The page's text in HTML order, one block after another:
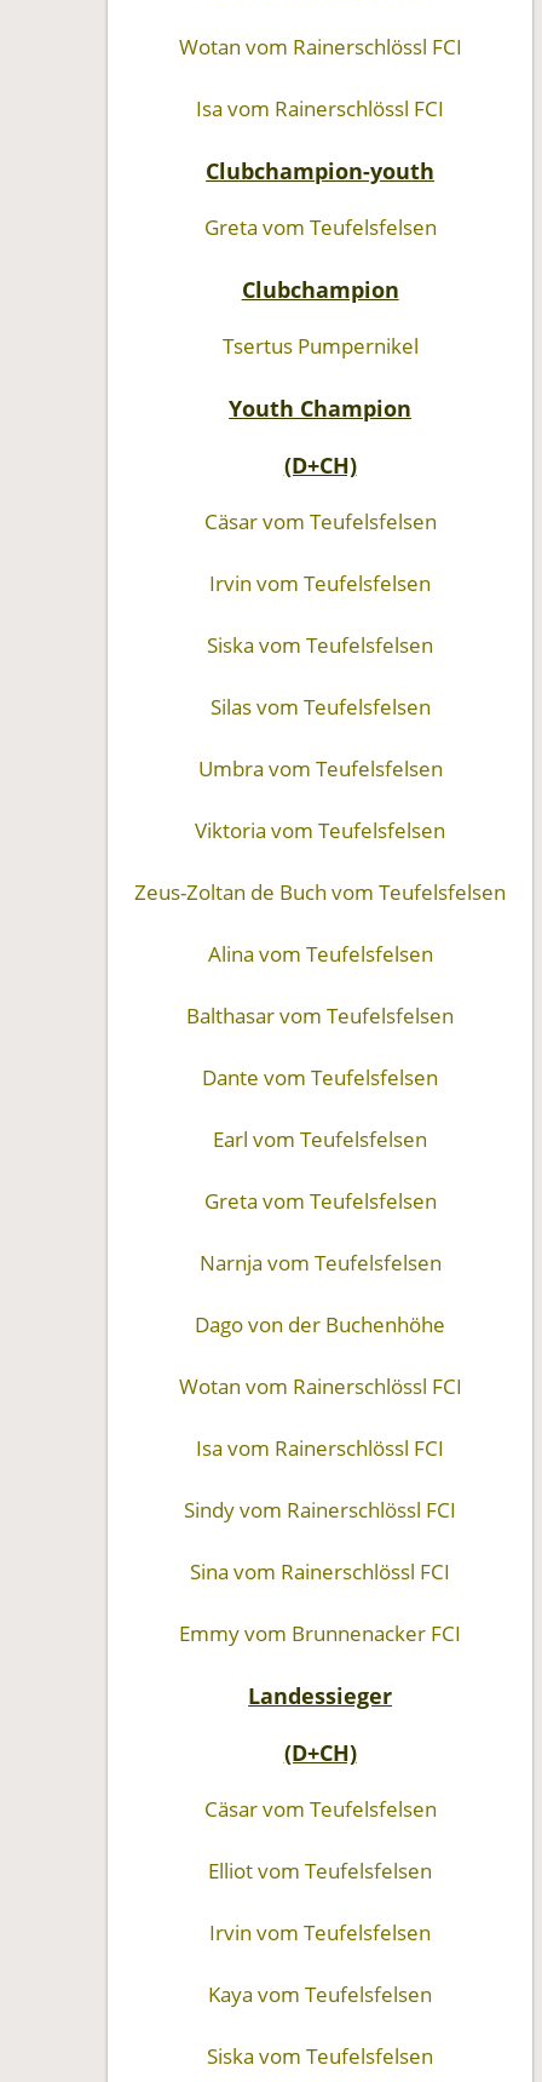
Wotan vom Rainerschlössl FCI
Isa vom Rainerschlössl FCI
Clubchampion-youth
Greta vom Teufelsfelsen
Clubchampion
Tsertus Pumpernikel
Youth Champion
(D+CH)
Cäsar vom Teufelsfelsen
Irvin vom Teufelsfelsen
Siska vom Teufelsfelsen
Silas vom Teufelsfelsen
Umbra vom Teufelsfelsen
Viktoria vom Teufelsfelsen
Zeus-Zoltan de Buch vom Teufelsfelsen
Alina vom Teufelsfelsen
Balthasar vom Teufelsfelsen
Dante vom Teufelsfelsen
Earl vom Teufelsfelsen
Greta vom Teufelsfelsen
Narnja vom Teufelsfelsen
Dago von der Buchenhöhe
Wotan vom Rainerschlössl FCI
Isa vom Rainerschlössl FCI
Sindy vom Rainerschlössl FCI
Sina vom Rainerschlössl FCI
Emmy vom Brunnenacker FCI
Landessieger
(D+CH)
Cäsar vom Teufelsfelsen
Elliot vom Teufelsfelsen
Irvin vom Teufelsfelsen
Kaya vom Teufelsfelsen
Siska vom Teufelsfelsen